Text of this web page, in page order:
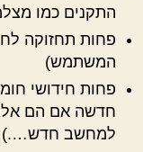
התקנים כמו
פחות תחזוקה
המשתמש)
פחות חידושי
חדשה אם הם
למחשב חדש….)